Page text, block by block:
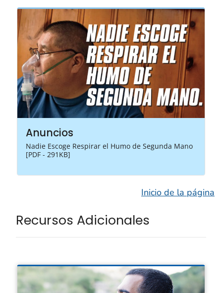
Anuncios
Nadie Escoge Respirar el Humo de Segunda Mano
[PDF - 291KB]
Inicio de la página
Recursos Adicionales